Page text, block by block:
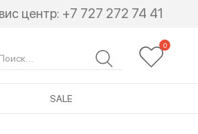
центр: +7 727 272 74 41
SALE